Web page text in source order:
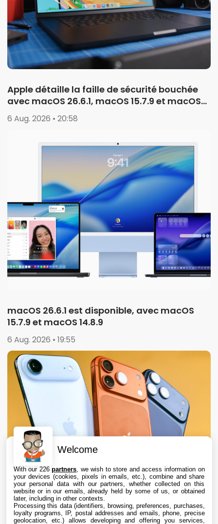
Apple détaille la faille de sécurité bouchée
avec macOS 26.6.1, macOS 15.7.9 et macOS
14.8.9
6 Aug. 2026 • 20:58
macOS 26.6.1 est disponible, avec macOS
15.7.9 et macOS 14.8.9
6 Aug. 2026 • 19:55
Welcome
With our 226partners , we wish to store and access information on
your devices (cookies, pixels in emails, etc.), combine and share
your personal data with our partners, whether collected on this
website or in our emails, already held by some of us, or obtained
later, including in other contexts.
Processing this data (identifiers, browsing, preferences, purchases,
loyalty programs, IP, postal addresses and emails, phone, precise
geolocation, etc.) allows developing and offering you services,